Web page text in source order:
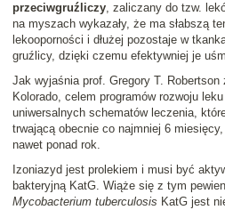
przeciwgruźliczy, zaliczany do tzw.
na myszach wykazały, że ma słabszą
lekooporności i dłużej pozostaje w
gruźlicy, dzięki czemu efektywniej je
Jak wyjaśnia prof. Gregory T.
Kolorado, celem programów rozwoju
uniwersalnych schematów leczenia,
trwającą obecnie co najmniej 6
nawet ponad rok.
Izoniazyd jest prolekiem i musi być
bakteryjną KatG. Wiąże się z tym
Mycobacterium tuberculosis KatG jest